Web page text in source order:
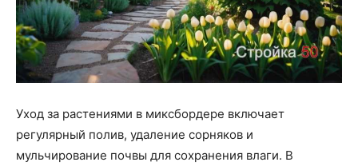
Уход за растениями в миксбордере включает
регулярный полив, удаление сорняков и
мульчирование почвы для сохранения влаги. В